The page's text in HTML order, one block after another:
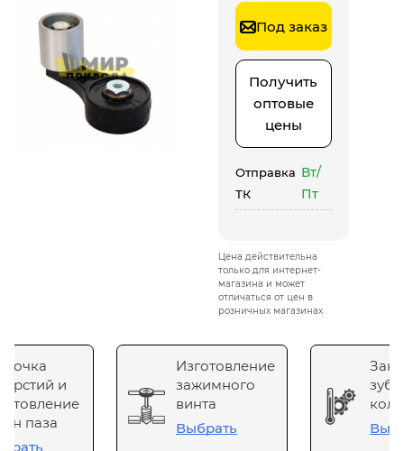
Под заказ
Получить
оптовые
цены
Отправка
ТК
Вт/
Пт
Цена действительна
только для интернет-
магазина и может
отличаться от цен в
розничных магазинах
и
паза
Изготовление
зажимного
винта
Выбрать